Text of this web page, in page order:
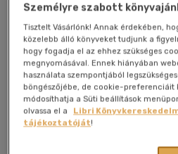
Kívánságlistához adom
Személyre szabott
Tisztelt Vásárlónk! Annak érdekében,
közelebb álló könyveket tudjunk a
hogy fogadja el az ehhez szükséges
megnyomásával. Ennek hiányában
használata szempontjából
böngészőjébe, de cookie-preferenciáit
módosíthatja a Süti beállítások
olvassa el a
Libri
tájékoztatóját!